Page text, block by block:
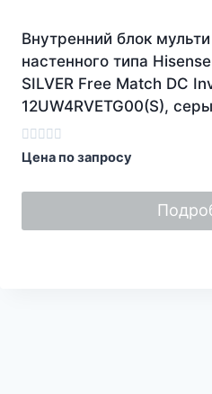
Внутренний блок
настенного типа
SILVER Free Match DC
12UW4RVETG00(S),
Оценка
0
5
Цена по запросу